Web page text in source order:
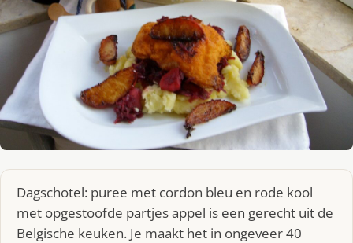
Dagschotel: puree met cordon bleu en rode kool
met opgestoofde partjes appel is een gerecht uit de
Belgische keuken. Je maakt het in ongeveer 40